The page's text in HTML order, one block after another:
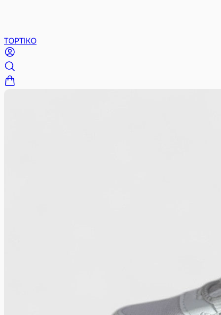
TOPTIKO